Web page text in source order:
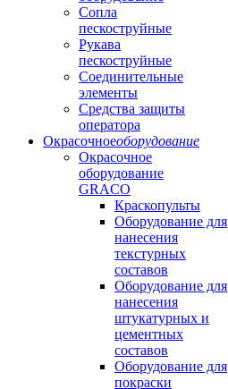
Сопла
пескоструйные
Рукава
пескоструйные
Соединительные
элементы
Средства защиты
оператора
Окрасочноеоборудование
Окрасочное
оборудование
GRACO
Краскопульты
Оборудование для
нанесения
текстурных
составов
Оборудование для
нанесения
штукатурных и
цементных
составов
Оборудование для
покраски